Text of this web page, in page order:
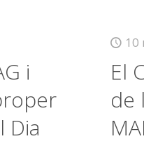
i
Dia
10
El
de